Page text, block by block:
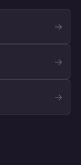
→
→
→